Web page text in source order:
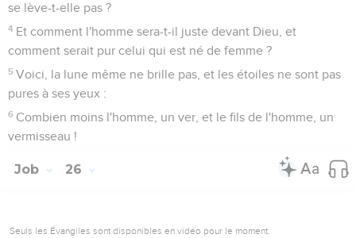
se lève-t-elle pas ?
4 Et comment l'homme sera-t-il juste devant Dieu, et
comment serait pur celui qui est né de femme ?
5 Voici, la lune même ne brille pas, et les étoiles ne sont pas
pures à ses yeux :
6 Combien moins l'homme, un ver, et le fils de l'homme, un
vermisseau !
Job 26
Seuls les Évangiles sont disponibles en vidéo pour le moment.